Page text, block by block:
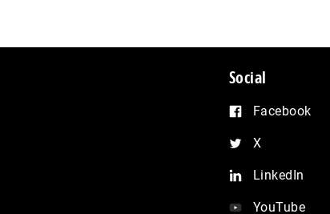
Social
Facebook
X
LinkedIn
YouTube